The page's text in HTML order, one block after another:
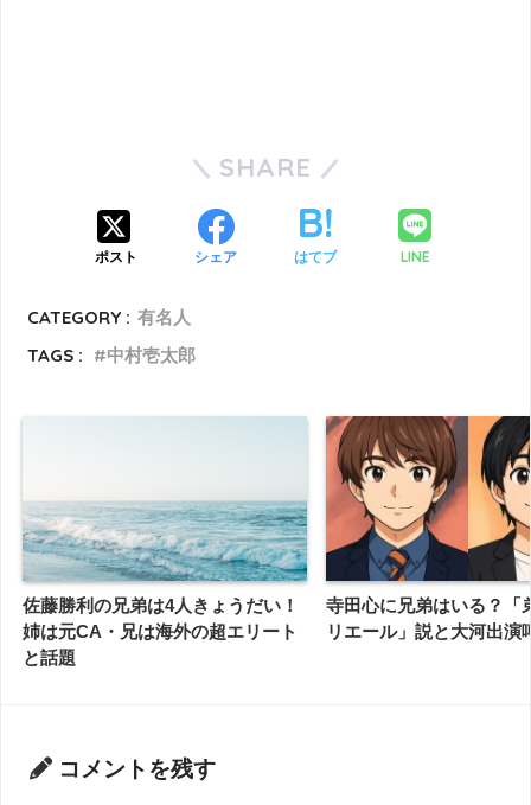
SHARE
ポスト シェア はてブ LINE
CATEGORY : 有名人
TAGS :
中村壱太郎
佐藤勝利の兄弟は4人きょうだい！
姉は元CA・兄は海外の超エリート
と話題
寺田心に兄弟はいる？「
リエール」説と大河出演
コメントを残す